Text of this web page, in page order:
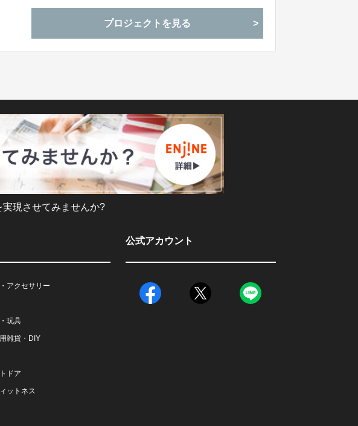
プロジェクトを見る
現させてみませんか?
アクセサリー
玩具
雑貨・DIY
ドア
ットネス
公式アカウント